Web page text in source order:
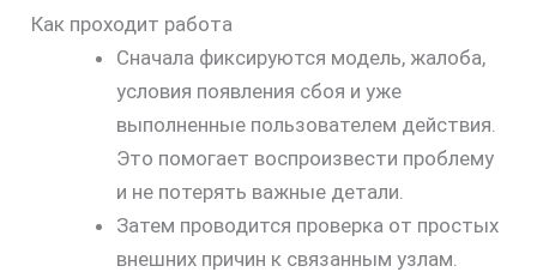
Как проходит работа
Сначала фиксируются модель, жалоба,
условия появления сбоя и уже
выполненные пользователем действия.
Это помогает воспроизвести проблему
и не потерять важные детали.
Затем проводится проверка от простых
внешних причин к связанным узлам.